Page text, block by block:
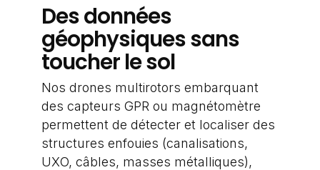
Des données
géophysiques sans
toucher le sol
Nos drones multirotors embarquant
des capteurs GPR ou magnétomètre
permettent de détecter et localiser des
structures enfouies (canalisations,
UXO, câbles, masses métalliques),